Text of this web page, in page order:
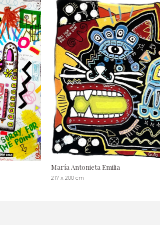
María Antonieta Emilia
217 x 200 cm